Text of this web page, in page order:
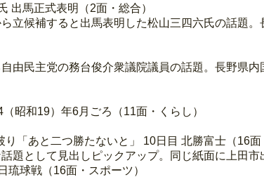
出馬正式表明（2面・総合）
立候補すると出馬表明した松山三四六氏の話題
由民主党の務台俊介衆議院議員の話題。長野県
昭和19）年6月ごろ（11面・くらし）
「あと二つ勝たないと」 10日目 北勝富士（16面
題として見出しピックアップ。同じ紙面に上田
球戦（16面・スポーツ）